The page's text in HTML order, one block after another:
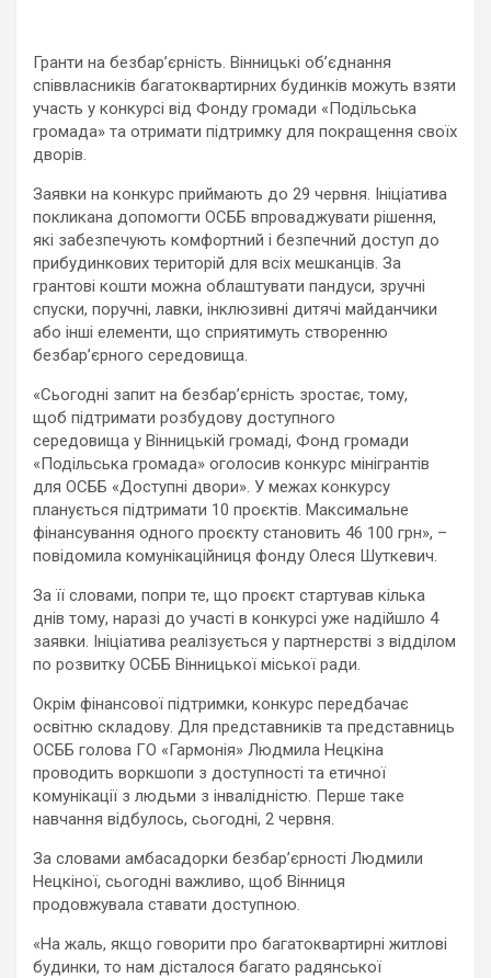
Гранти на безбар’єрність. Вінницькі об’єднання
співвласників багатоквартирних будинків можуть взяти
участь у конкурсі від Фонду громади «Подільська
громада» та отримати підтримку для покращення своїх
дворів.
Заявки на конкурс приймають до 29 червня. Ініціатива
покликана допомогти ОСББ впроваджувати рішення,
які забезпечують комфортний і безпечний доступ до
прибудинкових територій для всіх мешканців. За
грантові кошти можна облаштувати пандуси, зручні
спуски, поручні, лавки, інклюзивні дитячі майданчики
або інші елементи, що сприятимуть створенню
безбар’єрного середовища.
«Сьогодні запит на безбар’єрність зростає, тому,
щоб підтримати розбудову доступного
середовища у Вінницькій громаді, Фонд громади
«Подільська громада» оголосив конкурс мінігрантів
для ОСББ «Доступні двори». У межах конкурсу
планується підтримати 10 проєктів. Максимальне
фінансування одного проєкту становить 46 100 грн», –
повідомила комунікаційниця фонду Олеся Шуткевич.
За її словами, попри те, що проєкт стартував кілька
днів тому, наразі до участі в конкурсі уже надійшло 4
заявки. Ініціатива реалізується у партнерстві з відділом
по розвитку ОСББ Вінницької міської ради.
Окрім фінансової підтримки, конкурс передбачає
освітню складову. Для представників та представниць
ОСББ голова ГО «Гармонія» Людмила Нецкіна
проводить воркшопи з доступності та етичної
комунікації з людьми з інвалідністю. Перше таке
навчання відбулось, сьогодні, 2 червня.
За словами амбасадорки безбар’єрності Людмили
Нецкіної, сьогодні важливо, щоб Вінниця
продовжувала ставати доступною.
«На жаль, якщо говорити про багатоквартирні житлові
будинки, то нам дісталося багато радянської